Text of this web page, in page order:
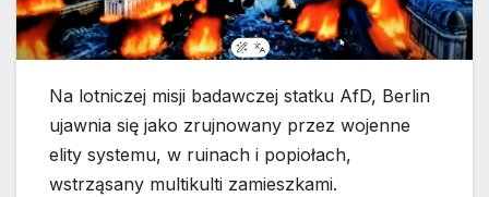
Na lotniczej misji badawczej statku AfD, Berlin
ujawnia się jako zrujnowany przez wojenne
elity systemu, w ruinach i popiołach,
wstrząsany multikulti zamieszkami.